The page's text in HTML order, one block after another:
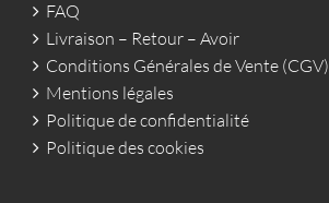
FAQ
Livraison – Retour – Avoir
Conditions Générales de Vente (CGV)
Mentions légales
Politique de confidentialité
Politique des cookies